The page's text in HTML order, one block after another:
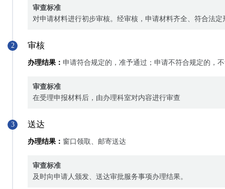
审查标准
对申请材料进行初步审核。经审核，申请材料齐全、符合法
2 审核
办理结果： 申请符合规定的，准予通过；申请不符合规定的，
审查标准
在受理申报材料后，由办理科室对内容进行审查
3 送达
办理结果： 窗口领取、邮寄送达
审查标准
及时向申请人颁发、送达审批服务事项办理结果。